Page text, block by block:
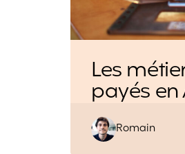
Les
payés en
Posted
Romain